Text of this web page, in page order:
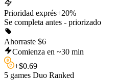
Prioridad exprés+20%
Se completa antes - priorizado
Ahorraste $6
Comienza en ~30 min
+$0.69
5 games Duo Ranked